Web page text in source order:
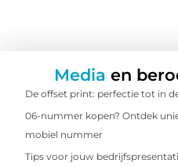
Media en
De offset print: perfectie tot in
06-nummer kopen? Ontdek
mobiel nummer
Tips voor jouw